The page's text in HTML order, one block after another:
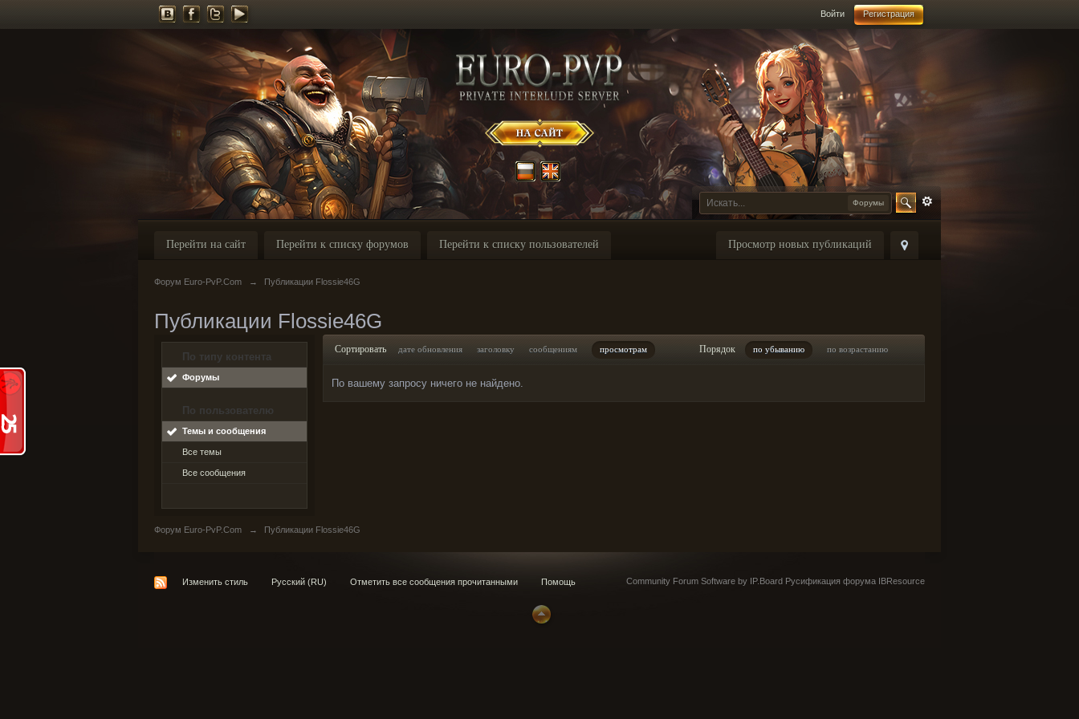
Войти Регистрация
Форумы
Просмотр новых публикаций
Перейти на сайт Перейти к списку форумов Перейти к списку пользователей
Форум Euro-PvP.Com → Публикации Flossie46G
Публикации Flossie46G
По типу контента
Форумы
По пользователю
Темы и сообщения
Все темы
Все сообщения
Сортировать дате обновления заголовку сообщениям просмотрам Порядок по убыванию по возрастанию
По вашему запросу ничего не найдено.
Форум Euro-PvP.Com → Публикации Flossie46G
Изменить стиль Русский (RU) Отметить все сообщения прочитанными Помощь Community Forum Software by IP.Board Русификация форума IBResource